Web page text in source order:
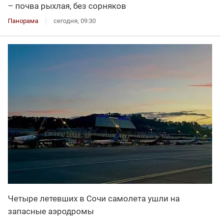
– почва рыхлая, без сорняков
Панорама сегодня, 09:30
Четыре летевших в Сочи самолета ушли на
запасные аэродромы